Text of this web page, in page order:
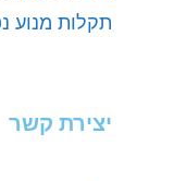
תקלות מנוע
יצירת קשר